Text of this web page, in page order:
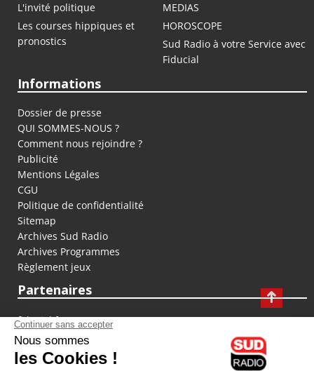
L'invité politique
MEDIAS
Les courses hippiques et
pronostics
HOROSCOPE
Sud Radio à votre Service avec
Fiducial
Informations
Dossier de presse
QUI SOMMES-NOUS ?
Comment nous rejoindre ?
Publicité
Mentions Légales
CGU
Politique de confidentialité
Sitemap
Archives Sud Radio
Archives Programmes
Règlement jeux
Partenaires
fiducial.fr
lyoncapitale.fr
olympique-et-lyonnais.com